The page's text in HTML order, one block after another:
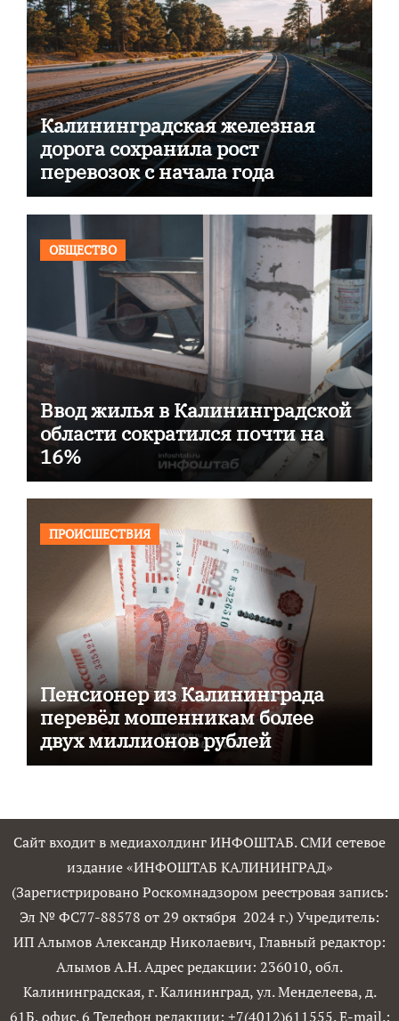
Калининградская железная
дорога сохранила рост
перевозок с начала года
ОБЩЕСТВО
Ввод жилья в Калининградской
области сократился почти на
16%
ПРОИСШЕСТВИЯ
Пенсионер из Калининграда
перевёл мошенникам более
двух миллионов рублей
Сайт входит в медиахолдинг ИНФОШТАБ. СМИ сетевое
издание «ИНФОШТАБ КАЛИНИНГРАД»
(Зарегистрировано Роскомнадзором реестровая запись:
Эл № ФС77-88578 от 29 октября 2024 г.) Учредитель:
ИП Алымов Александр Николаевич, Главный редактор:
Алымов А.Н. Адрес редакции: 236010, обл.
Калининградская, г. Калининград, ул. Менделеева, д.
61Б, офис. 6 Телефон редакции: +7(4012)611555. E-mail.: